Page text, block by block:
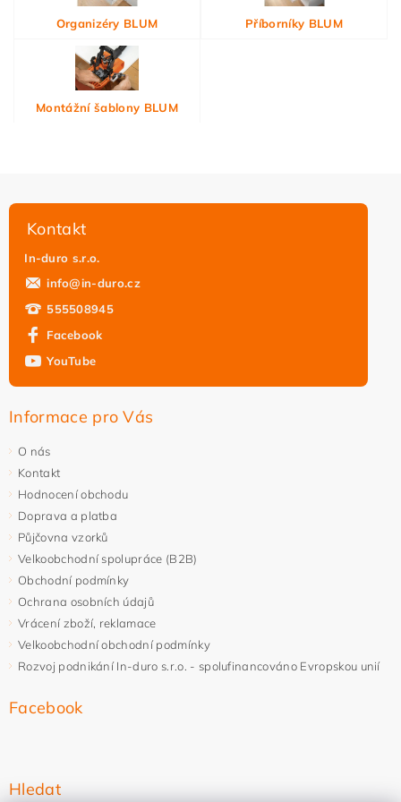
Organizéry BLUM Příborníky BLUM
Montážní šablony BLUM
Kontakt
In-duro s.r.o.
info@in-duro.cz
555508945
Facebook
YouTube
Informace pro Vás
O nás
Kontakt
Hodnocení obchodu
Doprava a platba
Půjčovna vzorků
Velkoobchodní spolupráce (B2B)
Obchodní podmínky
Ochrana osobních údajů
Vrácení zboží, reklamace
Velkoobchodní obchodní podmínky
Rozvoj podnikání In-duro s.r.o. - spolufinancováno Evropskou unií
Facebook
Hledat